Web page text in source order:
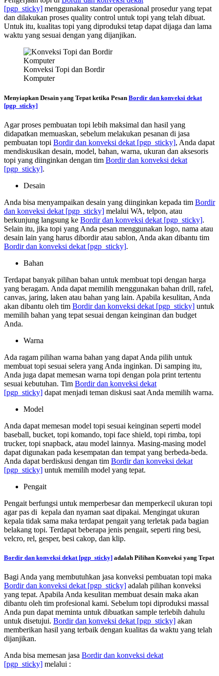
[pgp_sticky] menggunakan standar operasional prosedur yang tepat
dan dilakukan proses quality control untuk topi yang telah dibuat.
Untuk itu, kualitas topi yang diproduksi tetap dapat dijaga dan lama
waktu yang sesuai dengan yang dijanjikan.
Konveksi Topi dan Bordir
Komputer
Menyiapkan Desain yang Tepat ketika Pesan Bordir dan konveksi dekat
[pgp_sticky]
Agar proses pembuatan topi lebih maksimal dan hasil yang
didapatkan memuaskan, sebelum melakukan pesanan di jasa
pembuatan topi Bordir dan konveksi dekat [pgp_sticky], Anda dapat
mendiskusikan desain, model, bahan, warna, ukuran dan aksesoris
topi yang diinginkan dengan tim Bordir dan konveksi dekat
[pgp_sticky].
Desain
Anda bisa menyampaikan desain yang diinginkan kepada tim Bordir
dan konveksi dekat [pgp_sticky] melalui WA, telpon, atau
berkunjung langsung ke Bordir dan konveksi dekat [pgp_sticky].
Selain itu, jika topi yang Anda pesan menggunakan logo, nama atau
desain lain yang harus dibordir atau sablon, Anda akan dibantu tim
Bordir dan konveksi dekat [pgp_sticky].
Bahan
Terdapat banyak pilihan bahan untuk membuat topi dengan harga
yang beragam. Anda dapat memilih menggunakan bahan drill, rafel,
canvas, jaring, laken atau bahan yang lain. Apabila kesulitan, Anda
akan dibantu oleh tim Bordir dan konveksi dekat [pgp_sticky] untuk
memilih bahan yang tepat sesuai dengan keinginan dan budget
Anda.
Warna
Ada ragam pilihan warna bahan yang dapat Anda pilih untuk
membuat topi sesuai selera yang Anda inginkan. Di samping itu,
Anda juga dapat memesan warna topi dengan pola print tertentu
sesuai kebutuhan. Tim Bordir dan konveksi dekat
[pgp_sticky] dapat menjadi teman diskusi saat Anda memilih warna.
Model
Anda dapat memesan model topi sesuai keinginan seperti model
baseball, bucket, topi komando, topi face shield, topi rimba, topi
trucker, topi snapback, atau model lainnya. Masing-masing model
dapat digunakan pada kesempatan dan tempat yang berbeda-beda.
Anda dapat berdiskusi dengan tim Bordir dan konveksi dekat
[pgp_sticky] untuk memilih model yang tepat.
Pengait
Pengait berfungsi untuk memperbesar dan memperkecil ukuran topi
agar pas di kepala dan nyaman saat dipakai. Mengingat ukuran
kepala tidak sama maka terdapat pengait yang terletak pada bagian
belakang topi. Terdapat beberapa jenis pengait, seperti ring besi,
velcro, rel, gesper, besi cakop, dan klip.
Bordir dan konveksi dekat [pgp_sticky] adalah Pilihan Konveksi yang Tepat
Bagi Anda yang membutuhkan jasa konveksi pembuatan topi maka
Bordir dan konveksi dekat [pgp_sticky] adalah pilihan konveksi
yang tepat. Apabila Anda kesulitan membuat desain maka akan
dibantu oleh tim profesional kami. Sebelum topi diproduksi massal
Anda pun dapat meminta untuk dibuatkan sample terlebih dahulu
untuk disetujui. Bordir dan konveksi dekat [pgp_sticky] akan
memberikan hasil yang terbaik dengan kualitas da waktu yang telah
dijanjikan.
Anda bisa memesan jasa Bordir dan konveksi dekat
[pgp_sticky] melalui :